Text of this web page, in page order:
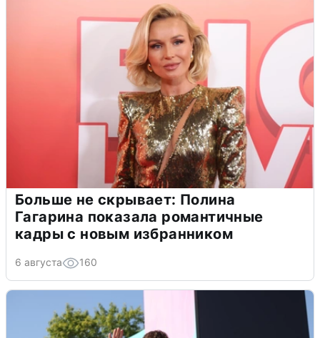
Больше не скрывает: Полина
Гагарина показала романтичные
кадры с новым избранником
6 августа 160